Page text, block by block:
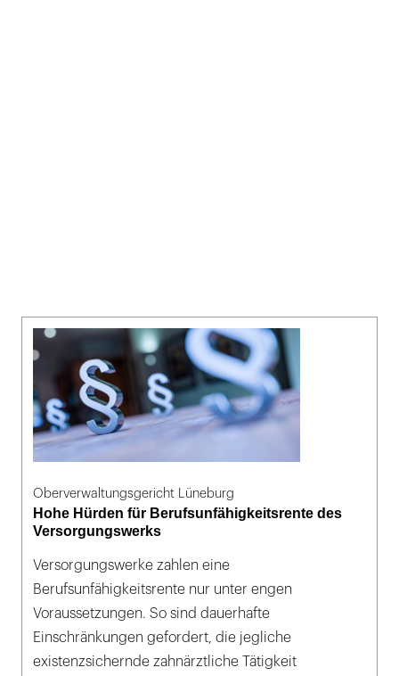
Oberverwaltungsgericht Lüneburg
Hohe Hürden für Berufsunfähigkeitsrente des
Versorgungswerks
Versorgungswerke zahlen eine
Berufsunfähigkeitsrente nur unter engen
Voraussetzungen. So sind dauerhafte
Einschränkungen gefordert, die jegliche
existenzsichernde zahnärztliche Tätigkeit